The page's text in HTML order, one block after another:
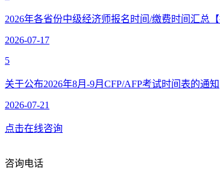
2026年各省份中级经济师报名时间/缴费时间汇总【
2026-07-17
5
关于公布2026年8月-9月CFP/AFP考试时间表的通知
2026-07-21
点击在线咨询
咨询电话